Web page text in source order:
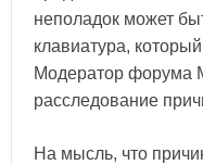
неполадок может
клавиатура,
Модератор форума
расследование
На мысль, что